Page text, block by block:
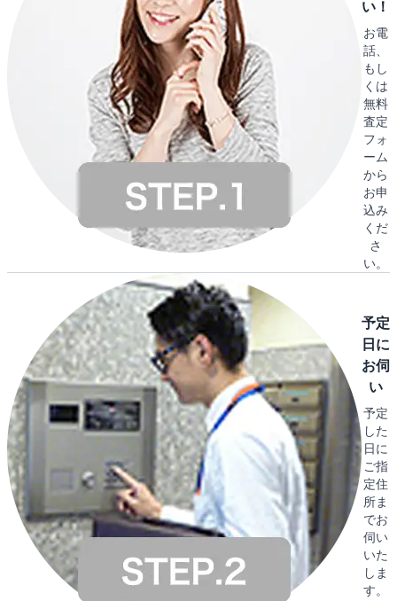
い！
お電
話、
もし
くは
無料
査定
フォ
ーム
から
お申
込み
くだ
さ
い。
予定
日に
お伺
い
予定
した
日に
ご指
定住
所ま
でお
伺い
いた
しま
す。